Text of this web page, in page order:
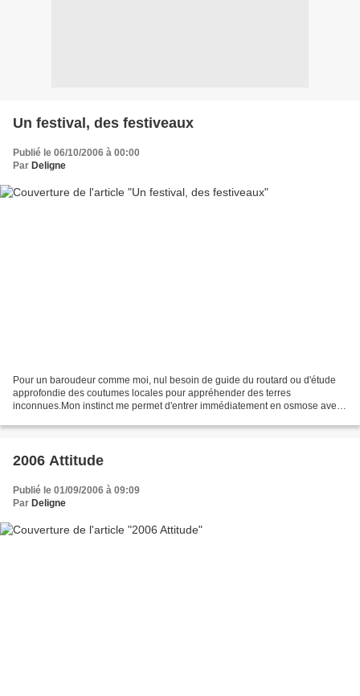
Un festival, des festiveaux
Publié le 06/10/2006 à 00:00
Par Deligne
Pour un baroudeur comme moi, nul besoin de guide du routard ou d'étude
approfondie des coutumes locales pour appréhender des terres
inconnues.Mon instinct me permet d'entrer immédiatement en osmose avec
2006 Attitude
Publié le 01/09/2006 à 09:09
Par Deligne